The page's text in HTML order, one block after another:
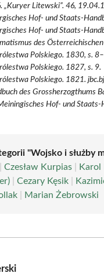
„Kuryer Litewski”. 46,
Hof- und Staats-
Hof- und Staats-
des
Polskiego. 1830, s.
Polskiego. 1827, s. 9.
Polskiego. 1821.
des Grossherzogthums
Hof- und Staats-
"Wojsko i służby
|Czesław Kurpias Karol
|Cezary Kęsik
Marian Żebrowski